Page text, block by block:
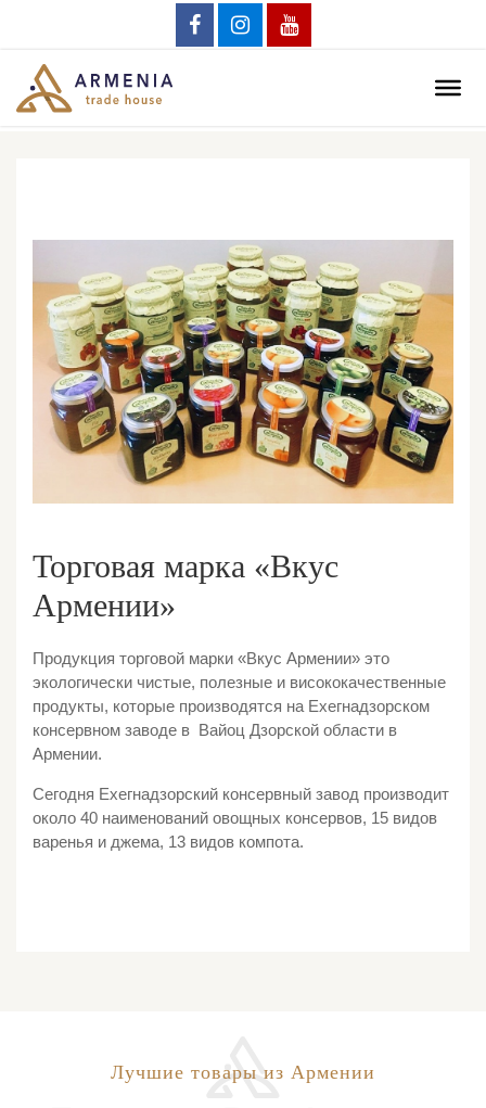
Торговая марка «Вкус
Армении»
Продукция торговой марки «Вкус Армении» это
экологически чистые, полезные и висококачественные
продукты, которые производятся на Ехегнадзорском
консервном заводе в Вайоц Дзорской области в
Армении.
Сегодня Ехегнадзорский консервный завод производит
около 40 наименований овощных консервов, 15 видов
варенья и джема, 13 видов компота.
Лучшие товары из Армении